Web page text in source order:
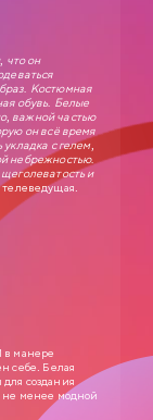
что он
Костюмная
обувь. Белые
важной частью
он всё время
с гелем,
небрежностью.
и
в манере
себе. Белая
создания
не менее модной
Для него
знает как
советует ему
в юбке и